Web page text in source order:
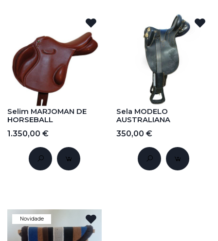
Selim MARJOMAN DE
HORSEBALL
1.350,00 €
Sela MODELO
AUSTRALIANA
350,00 €
Novidade